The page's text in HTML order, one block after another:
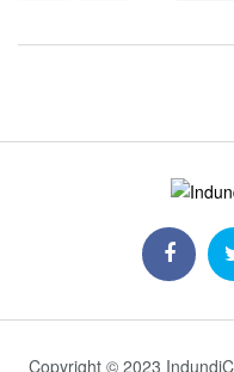
Copyright © 2023